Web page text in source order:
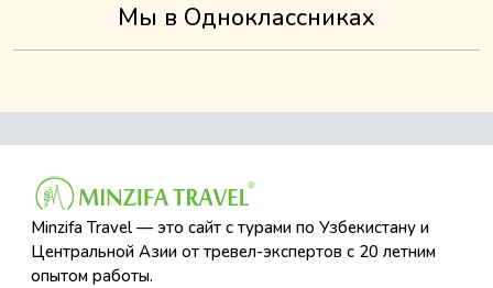
Мы в Одноклассниках
Minzifa Travel — это сайт с турами по Узбекистану и
Центральной Азии от тревел-экспертов с 20 летним
опытом работы.